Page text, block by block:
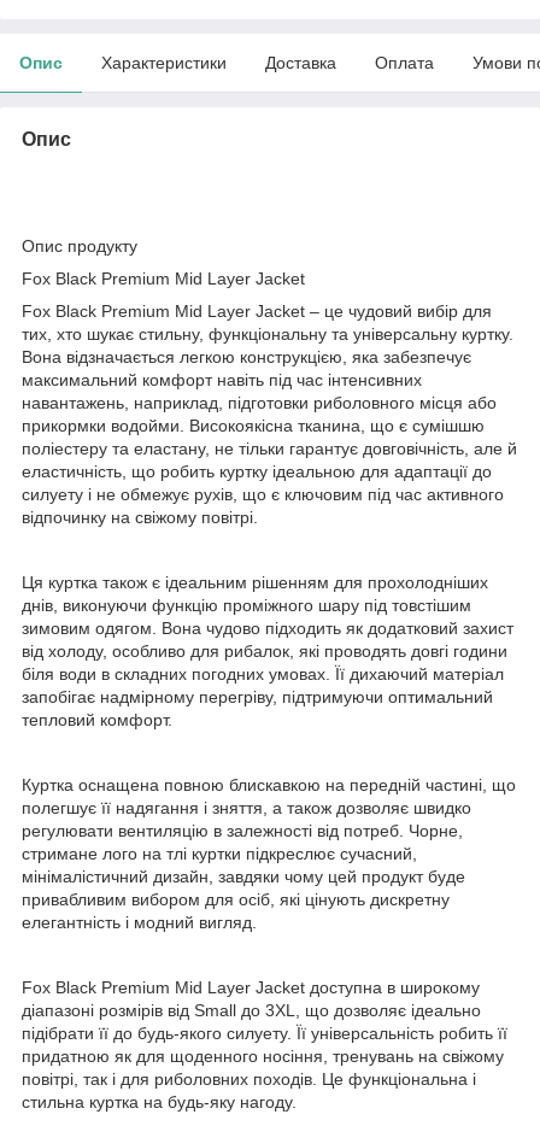
Опис Характеристики Доставка Оплата Умови
Опис
Опис продукту
Fox Black Premium Mid Layer Jacket
Fox Black Premium Mid Layer Jacket – це чудовий вибір для
тих, хто шукає стильну, функціональну та універсальну куртку.
Вона відзначається легкою конструкцією, яка забезпечує
максимальний комфорт навіть під час інтенсивних
навантажень, наприклад, підготовки риболовного місця або
прикормки водойми. Високоякісна тканина, що є сумішшю
поліестеру та еластану, не тільки гарантує довговічність, але й
еластичність, що робить куртку ідеальною для адаптації до
силуету і не обмежує рухів, що є ключовим під час активного
відпочинку на свіжому повітрі.
Ця куртка також є ідеальним рішенням для прохолодніших
днів, виконуючи функцію проміжного шару під товстішим
зимовим одягом. Вона чудово підходить як додатковий захист
від холоду, особливо для рибалок, які проводять довгі години
біля води в складних погодних умовах. Її дихаючий матеріал
запобігає надмірному перегріву, підтримуючи оптимальний
тепловий комфорт.
Куртка оснащена повною блискавкою на передній частині, що
полегшує її надягання і зняття, а також дозволяє швидко
регулювати вентиляцію в залежності від потреб. Чорне,
стримане лого на тлі куртки підкреслює сучасний,
мінімалістичний дизайн, завдяки чому цей продукт буде
привабливим вибором для осіб, які цінують дискретну
елегантність і модний вигляд.
Fox Black Premium Mid Layer Jacket доступна в широкому
діапазоні розмірів від Small до 3XL, що дозволяє ідеально
підібрати її до будь-якого силуету. Її універсальність робить її
придатною як для щоденного носіння, тренувань на свіжому
повітрі, так і для риболовних походів. Це функціональна і
стильна куртка на будь-яку нагоду.